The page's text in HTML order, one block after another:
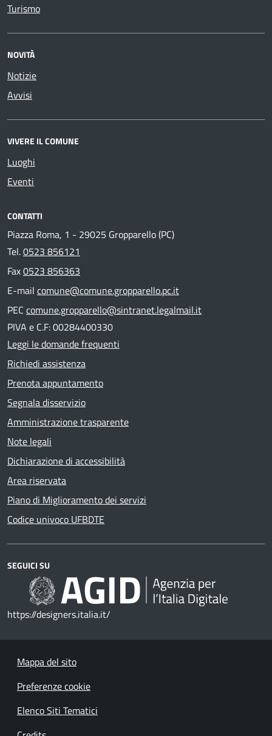
Turismo
NOVITÀ
Notizie
Avvisi
VIVERE IL COMUNE
Luoghi
Eventi
CONTATTI
Piazza Roma, 1 - 29025 Gropparello (PC)
Tel.0523 856121
Fax0523 856363
E-mail comune@comune.gropparello.pc.it
PEC comune.gropparello@sintranet.legalmail.it
PIVA e C.F: 00284400330
Leggi le domande frequenti
Richiedi assistenza
Prenota appuntamento
Segnala disservizio
Amministrazione trasparente
Note legali
Dichiarazione di accessibilità
Area riservata
Piano di Miglioramento dei servizi
Codice univoco UFBDTE
SEGUICI SU
https://designers.italia.it/
Mappa del sito
Preferenze cookie
Elenco Siti Tematici